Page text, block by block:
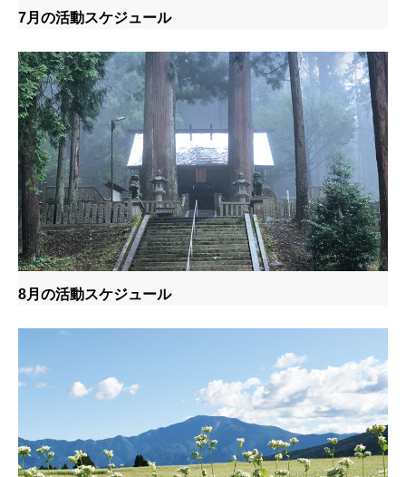
7月の活動スケジュール
8月の活動スケジュール